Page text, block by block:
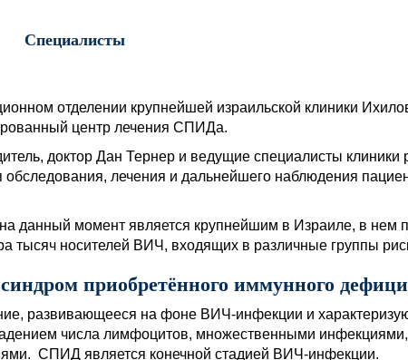
Специалисты
отделении крупнейшей израильской клиники
центр лечения СПИДа.
доктор Дан Тернер и ведущие специалисты
обследования, лечения и дальнейшего наблюдения
данный момент является крупнейшим в Израиле, в нем
тысяч носителей ВИЧ, входящих в различные группы
приобретённого иммунного
развивающееся на фоне ВИЧ-инфекции и
числа лимфоцитов, множественными
СПИД является конечной стадией ВИЧ-инфекции.